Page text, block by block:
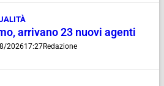
arrivano 23 nuovi agenti
202617:27Redazione